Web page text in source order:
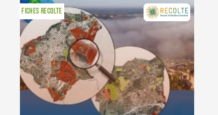
FICHES RECOLTE